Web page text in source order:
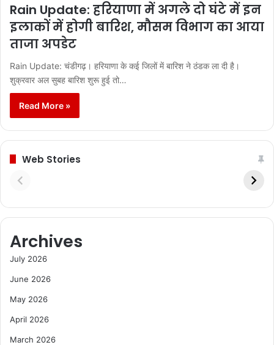
Rain Update: हरियाणा में अगले दो घंटे में इन
इलाकों में होगी बारिश, मौसम विभाग का आया
ताजा अपडेट
Rain Update: चंडीगढ़। हरियाणा के कई जिलों में बारिश ने ठंडक ला दी है।
शुक्रवार अल सुबह बारिश शुरू हुई तो…
Read More »
Web Stories
Archives
July 2026
June 2026
May 2026
April 2026
March 2026